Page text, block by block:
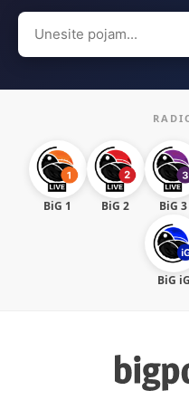
Search
for:
BiG 1 BiG 2 BiG 3
BiG iG